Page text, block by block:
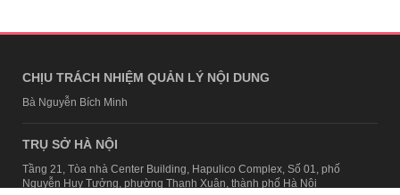
CHỊU TRÁCH NHIỆM QUẢN LÝ NỘI DUNG
Bà Nguyễn Bích Minh
TRỤ SỞ HÀ NỘI
Tầng 21, Tòa nhà Center Building, Hapulico Complex, Số 01, phố
Nguyễn Huy Tưởng, phường Thanh Xuân, thành phố Hà Nội